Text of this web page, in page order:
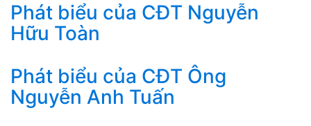
Phát biểu của CĐT Nguyễn
Hữu Toàn
Phát biểu của CĐT Ông
Nguyễn Anh Tuấn